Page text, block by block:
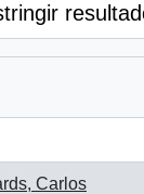
Carlos